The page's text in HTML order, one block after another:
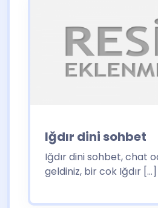
Iğdır dini sohbet
Iğdır dini sohbet, chat
geldiniz, bir cok Iğdır […]